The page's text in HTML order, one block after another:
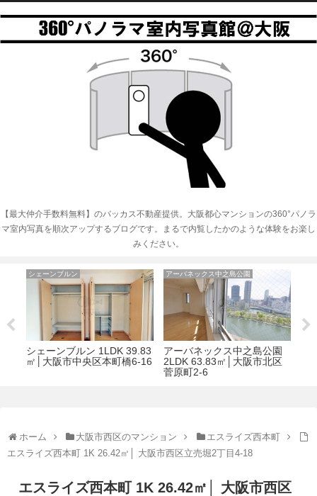
【最大仲介手数料無料】のバッカス不動産提供。大阪都心マンションの360°パノラ
マ室内写真を順次アップするブログです。まるで内覧したかのような体験をお楽し
みください。
大阪市中央区のマンション
クラッシィタワー淀屋橋
2LDK 60.48㎡│大阪市中央
KAISEI阿波座
KAISEI阿波座 1DK 38.42㎡
│大阪市西区立売堀4丁目9-9
ホーム 大阪市西区のマンション
エスライズ西本町
エスライズ西本町 1K 26.42㎡│ 大阪市西区立売堀2丁目4-18
エスライズ西本町 1K 26.42㎡│ 大阪市西区